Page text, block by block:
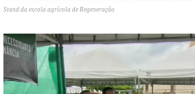
Stand da escola agrícola de Regeneração